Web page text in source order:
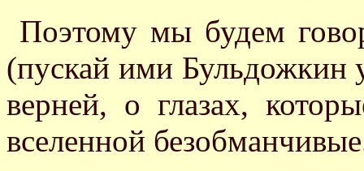
Поэтому мы будем
(пускай ими Бульдожкин
верней, о глазах,
вселенной